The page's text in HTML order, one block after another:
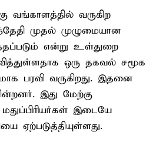
வங்காளத்தில் வருகிற
முதல் முழுமையான
என்று உள்துறை
ஒரு தகவல் சமூக
பரவி வருகிறது. இதனை
இது மேற்கு
இடையே
ஏற்படுத்தியுள்ளது.